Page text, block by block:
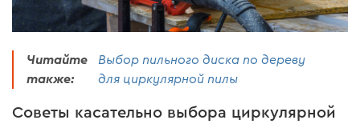
Читайте
также:
Выбор пильного диска по дереву
для циркулярной пилы
Советы касательно выбора циркулярной